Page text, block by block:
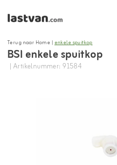
Terug naar Home |enkele spuitkop
BSI enkele spuitkop
| Artikelnummer: 91584